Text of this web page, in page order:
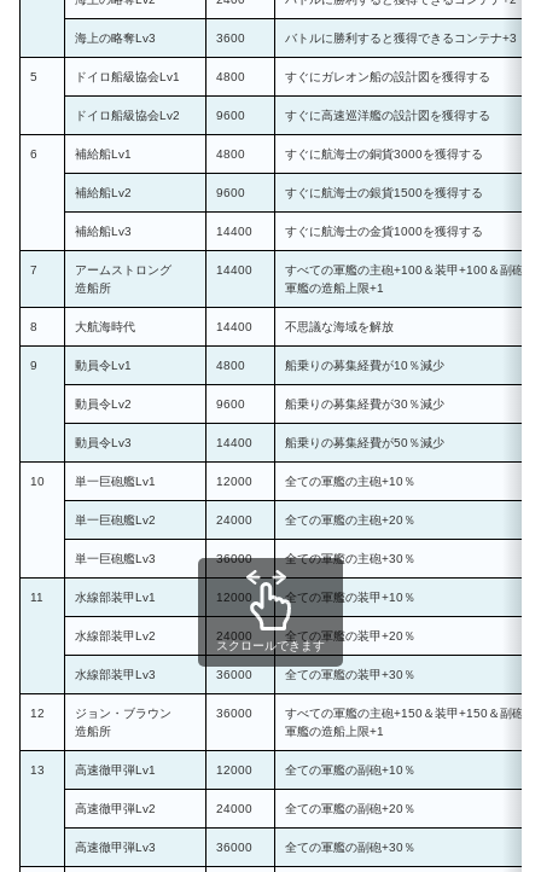
海上の略奪Lv3 3600 バトルに勝利すると獲得できるコンテナ+3（
5 ドイロ船級協会Lv1 4800 すぐにガレオン船の設計図を獲得する
ドイロ船級協会Lv2 9600 すぐに高速巡洋艦の設計図を獲得する
6 補給船Lv1 4800 すぐに航海士の銅貨3000を獲得する
補給船Lv2 9600 すぐに航海士の銀貨1500を獲得する
補給船Lv3 14400 すぐに航海士の金貨1000を獲得する
7
アームストロング
造船所
14400
すべての軍艦の主砲+100＆装甲+100＆副砲
軍艦の造船上限+1
8 大航海時代 14400 不思議な海域を解放
9 動員令Lv1 4800 船乗りの募集経費が10％減少
動員令Lv2 9600 船乗りの募集経費が30％減少
動員令Lv3 14400 船乗りの募集経費が50％減少
10 単一巨砲艦Lv1 12000 全ての軍艦の主砲+10％
単一巨砲艦Lv2 24000 全ての軍艦の主砲+20％
単一巨砲艦Lv3 36000 全ての軍艦の主砲+30％
11 水線部装甲Lv1 12000 全ての軍艦の装甲+10％
水線部装甲Lv2 24000 全ての軍艦の装甲+20％
水線部装甲Lv3 36000 全ての軍艦の装甲+30％
12
ジョン・ブラウン
造船所
36000
すべての軍艦の主砲+150＆装甲+150＆副砲
軍艦の造船上限+1
13 高速徹甲弾Lv1 12000 全ての軍艦の副砲+10％
高速徹甲弾Lv2 24000 全ての軍艦の副砲+20％
高速徹甲弾Lv3 36000 全ての軍艦の副砲+30％
スクロールできます